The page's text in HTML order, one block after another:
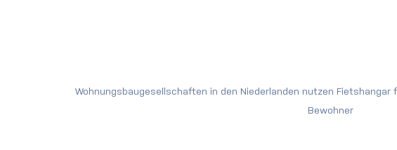
Wohnungsbaugesellschaften in den Niederlanden nutzen
Bewohner